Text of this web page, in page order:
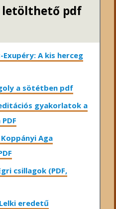
letölthető pdf
A kis herceg
a sötétben pdf
gyakorlatok a
Aga
csillagok (PDF,
eredetű